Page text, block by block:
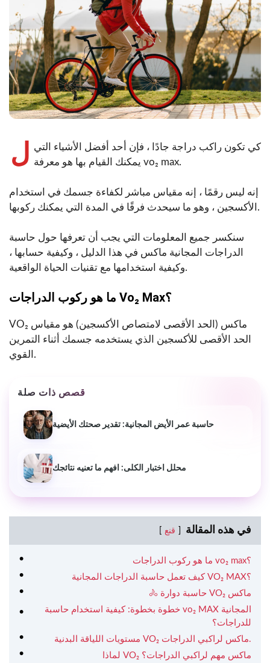
ل كي تكون راكب دراجة جادًا ، فإن أحد أفضل الأشياء التي
يمكنك القيام بها هو معرفة vo₂ max.
إنه ليس رقمًا ، إنه مقياس مباشر لكفاءة جسمك في استخدام
الأكسجين ، وهو ما سيحدث فرقًا في المدة التي يمكنك ركوبها.
سنكسر جميع المعلومات التي يجب أن تعرفها حول حاسبة
الدراجات المجانية ماكس في هذا الدليل ، وكيفية حسابها ،
وكيفية استخدامها مع تقنيات الحياة الواقعية.
ما هو ركوب الدراجات Vo₂ Max؟
VO₂ ماكس (الحد الأقصى لامتصاص الأكسجين) هو مقياس
الحد الأقصى للأكسجين الذي يستخدمه جسمك أثناء التمرين
القوي.
قصص ذات صلة
حاسبة عمر الأيض المجانية: تقدير صحتك الأيضية
محلل اختبار الكلى: افهم ما تعنيه نتائجك
في هذه المقالة قنع
ما هو ركوب الدراجات vo₂ max؟
كيف تعمل حاسبة الدراجات المجانية VO₂ MAX؟
🚴 حاسبة دوارة VO₂ ماكس
خطوة بخطوة: كيفية استخدام حاسبة vo₂ MAX المجانية
للدراجات؟
مستويات اللياقة البدنية VO₂ ماكس لراكبي الدراجات.
لماذا VO₂ ماكس مهم لراكبي الدراجات؟